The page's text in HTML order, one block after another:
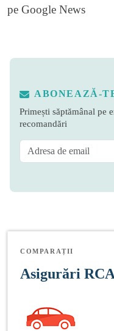
pe Google News
ABONEAZĂ-
Primești săptămânal pe
recomandări
COMPARAȚII
Asigurări RCA